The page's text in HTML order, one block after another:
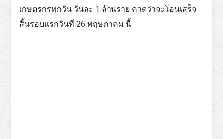
เกษตรกรทุกวัน วันละ 1 ล้านราย คาดว่าจะโอนเสร็จ
สิ้นรอบแรกวันที่ 26 พฤษภาคม นี้